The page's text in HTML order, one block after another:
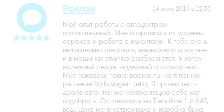
14 июня 2019 в 12:33
Роман
Мой опыт работы с автоцентром
положительный. Мне понравился их уровень
сервиса и работа с клиентами. К тебе очень
внимательно относятся, менеджеры приятные
и в машинах отлично разбираются. Я хотел
надежный седан, надежный и компактный.
Мне показали такие варианты, но я принял
решение Volkswagen Jetta. Я провел тест-
драйв авто, так же комплектацию себе мог
подобрать. Остановился на Trendline 1.6 6АТ,
ведь цена меня устраивала и коробка была